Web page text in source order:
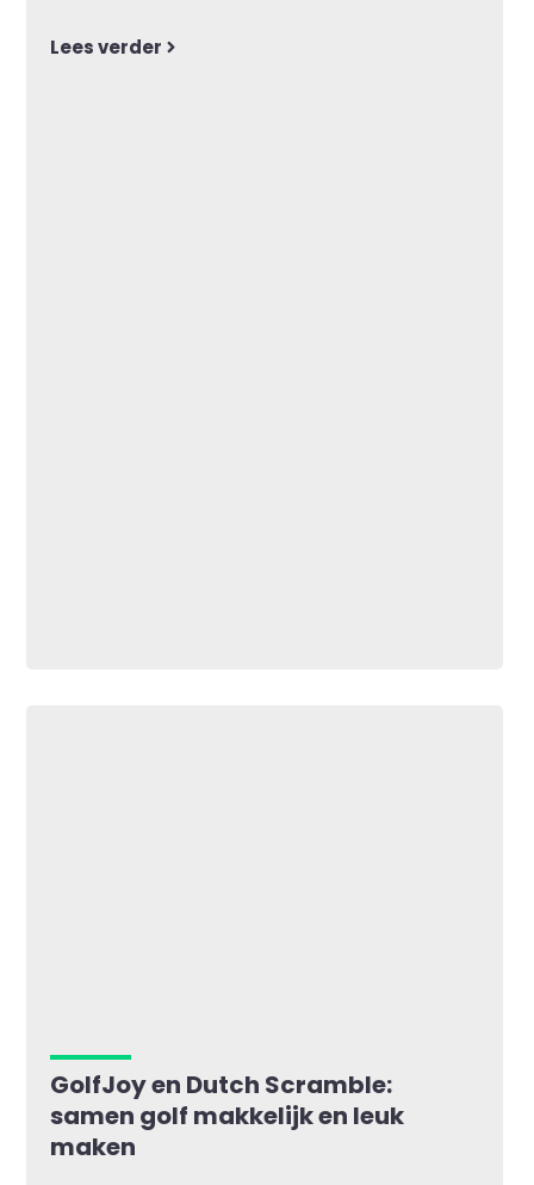
Lees verder
GolfJoy en Dutch Scramble:
samen golf makkelijk en leuk
maken